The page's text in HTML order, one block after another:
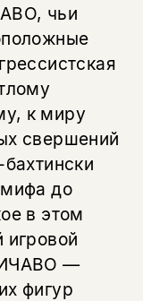
чьи
к миру
свершений
до
в этом
игровой
—
фигур